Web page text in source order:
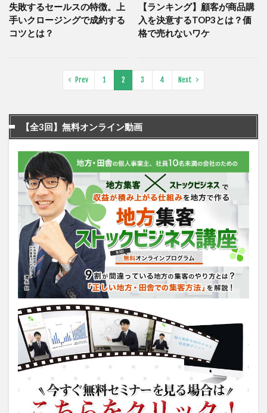
失敗するセールスの特徴。上
手いクロージングで成約する
コツとは？
【ランキング】顧客が商品購
入を決意するTOP3とは？価
格で売れないワケ
Prev 1 2 3 4 Next
【全3回】無料オンライン動画